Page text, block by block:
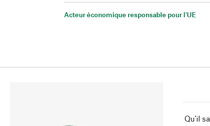
Acteur économique responsable pour l'UE
Qu’il